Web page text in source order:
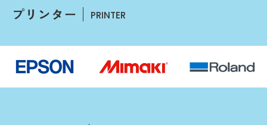
プリンター PRINTER